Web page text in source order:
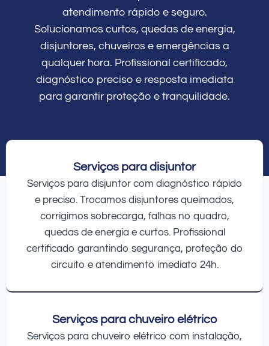
atendimento rápido e seguro.
Solucionamos curtos, quedas de energia,
disjuntores, chuveiros e emergências a
qualquer hora. Profissional certificado,
diagnóstico preciso e resposta imediata
para garantir proteção e tranquilidade.
Serviços para disjuntor
Serviços para disjuntor com diagnóstico rápido
e preciso. Trocamos disjuntores queimados,
corrigimos sobrecarga, falhas no quadro,
quedas de energia e curtos. Profissional
certificado garantindo segurança, proteção do
circuito e atendimento imediato 24h.
Serviços para chuveiro elétrico
Serviços para chuveiro elétrico com instalação,